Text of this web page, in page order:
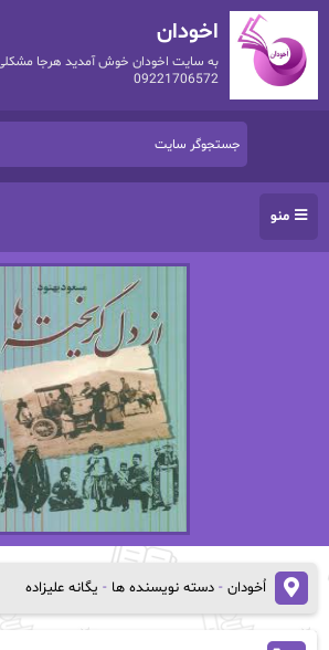
اخودان
به سایت اخودان خوش آمدید هرجا مشکلی
09221706572
منو
اُخودان- دسته نویسنده ها - یگانه علیزاده